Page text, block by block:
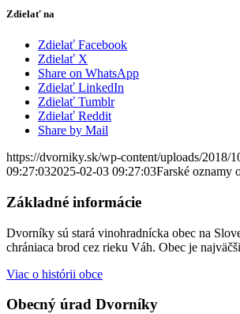
Zdielať na
Zdielať Facebook
Zdielať X
Share on WhatsApp
Zdielať LinkedIn
Zdielať Tumblr
Zdielať Reddit
Share by Mail
https://dvorniky.sk/wp-content/uploads/2018/
09:27:032025-02-03 09:27:03Farské oznamy
Základné informácie
Dvorníky sú stará vinohradnícka obec na
chrániaca brod cez rieku Váh. Obec je
Viac o histórii obce
Obecný úrad Dvorníky